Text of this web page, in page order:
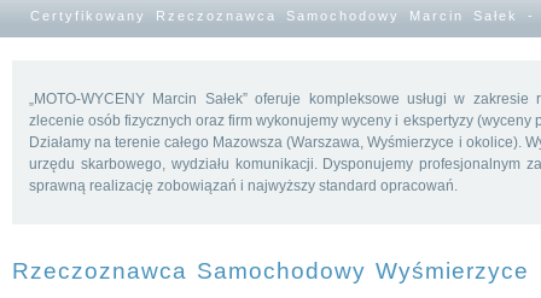
Certyfikowany Rzeczoznawca Samochodowy Marcin
„MOTO-WYCENY Marcin Sałek” oferuje kompleksowe usługi w
zlecenie osób fizycznych oraz firm wykonujemy wyceny i ekspertyzy (wyceny
Działamy na terenie całego Mazowsza (Warszawa, Wyśmierzyce i okolice).
urzędu skarbowego, wydziału komunikacji. Dysponujemy profesjonalnym
sprawną realizację zobowiązań i najwyższy standard opracowań.
Rzeczoznawca Samochodowy Wyśmierzyce